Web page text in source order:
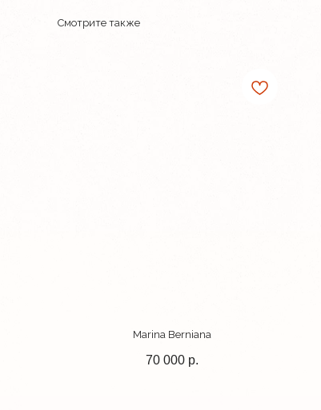
Смотрите также
Marina Berniana
70 000 р.